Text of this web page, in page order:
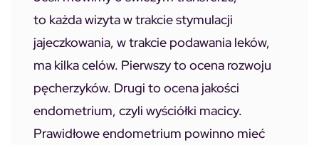
to każda wizyta w trakcie stymulacji
jajeczkowania, w trakcie podawania leków,
ma kilka celów. Pierwszy to ocena rozwoju
pęcherzyków. Drugi to ocena jakości
endometrium, czyli wyściółki macicy.
Prawidłowe endometrium powinno mieć